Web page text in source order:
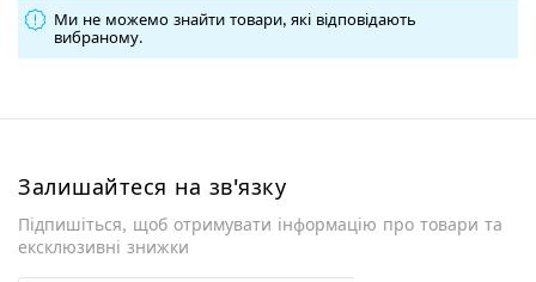
Ми не можемо знайти товари, які відповідають
вибраному.
Залишайтеся на зв'язку
Підпишіться, щоб отримувати інформацію про товари та
ексклюзивні знижки